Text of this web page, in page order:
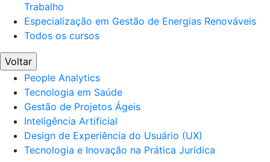
Trabalho
Especialização em Gestão de Energias Renováveis
Todos os cursos
Voltar
People Analytics
Tecnologia em Saúde
Gestão de Projetos Ágeis
Inteligência Artificial
Design de Experiência do Usuário (UX)
Tecnologia e Inovação na Prática Jurídica